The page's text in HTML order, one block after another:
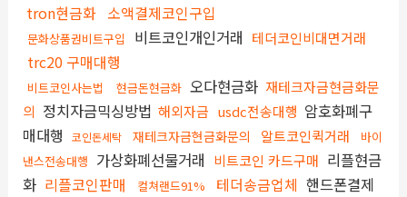
tron현금화 소액결제코인구입
문화상품권비트구입 비트코인개인거래 테더코인비대면거래
trc20 구매대행
비트코인사는법 현금돈현금화 오다현금화 재테크자금현금화문
의 정치자금믹싱방법 해외자금 usdc전송대행 암호화폐구
매대행
코인돈세탁 재테크자금현금화문의 알트코인퀵거래
바이
낸스전송대행 가상화폐선물거래 비트코인 카드구매 리플현금
화 리플코인판매 컬쳐랜드91% 테더송금업체 핸드폰결제